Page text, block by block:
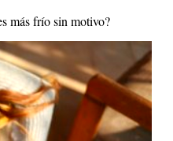
más frío sin motivo?